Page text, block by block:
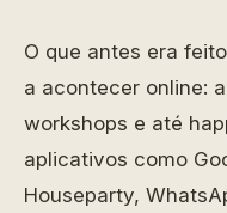
O que antes era
a acontecer online:
workshops e até
aplicativos como
Houseparty,